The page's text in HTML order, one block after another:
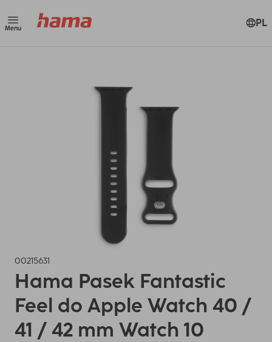
Menu PL
00215631
Hama Pasek Fantastic
Feel do Apple Watch 40 /
41 / 42 mm Watch 10